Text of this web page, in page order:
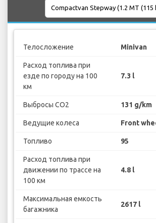
Телосложение Minivan
Расход топлива при
езде по городу на 100
км
7.3 l
Выбросы CO2 131 g/km
Ведущие колеса Front
Топливо 95
Расход топлива при
движении по трассе на
100 км
4.8 l
Максимальная емкость
багажника
2617 l